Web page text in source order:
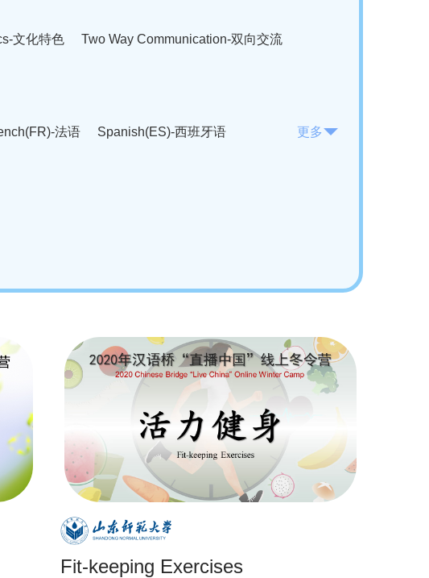
文化特色 Two Way Communication-双向交流
法语
Spanish(ES)-西班牙语
更多
Fit-keeping Exercises